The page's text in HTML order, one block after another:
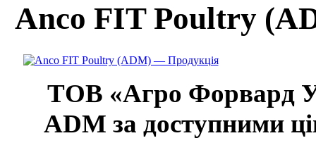
Anco FIT Poultry
ТОВ «Агро Форвард
ADM за доступними